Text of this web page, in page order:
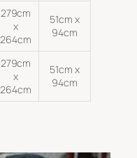
279cm
x
264cm
51cm x
94cm
279cm
x
264cm
51cm x
94cm